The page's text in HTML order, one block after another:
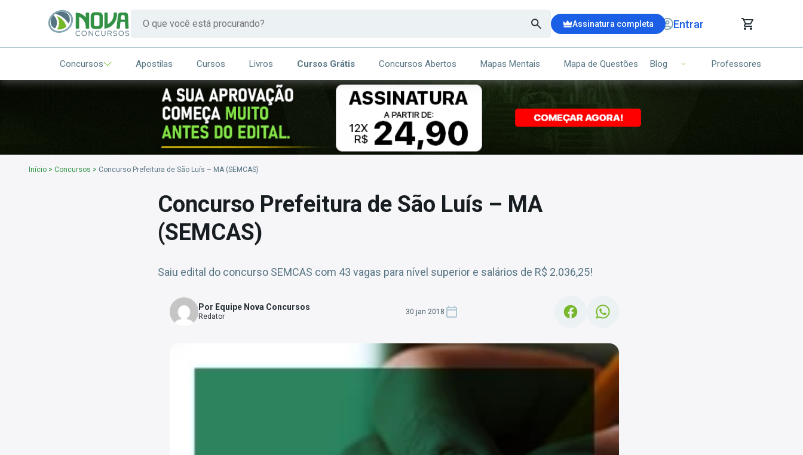
Assinatura completa Entrar
CARRINHO DE COMPRAS
ITENS (00)
Ops!
Seu carrinho ainda está vazio.
Concursos Apostilas Cursos Livros Cursos Grátis Concursos Abertos Mapas Mentais Mapa de Questões Blog Professores
Início > Concursos > Concurso Prefeitura de São Luís – MA (SEMCAS)
Concurso Prefeitura de São Luís – MA
(SEMCAS)
Saiu edital do concurso SEMCAS com 43 vagas para nível superior e salários de R$ 2.036,25!
Por Equipe Nova Concursos
Redator
30 jan 2018